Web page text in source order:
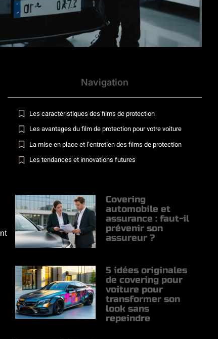
Navigation
Les caractéristiques des films de protection
Les avantages du film de protection pour votre voiture
La mise en place et l’entretien des films de protection
Les tendances et innovations futures
Covering
automobile et
assurance : faut-il
prévenir son
assureur ?
5 idées originales
de covering pour
voiture pour
transformer son
look sans
repeindre